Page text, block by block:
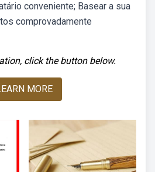
conveniente; Basear a sua
comprovadamente
click the button below.
MORE